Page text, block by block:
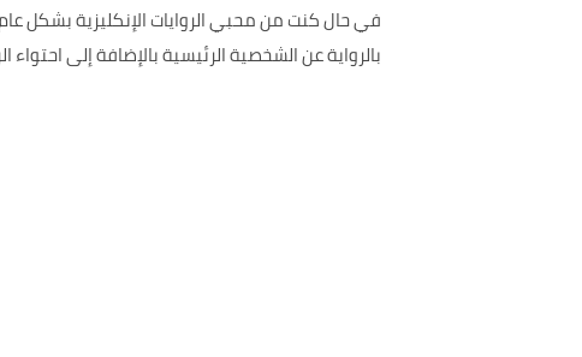
في حال كنت من محبي الروايات الإنكليزية بشكل
بالرواية عن الشخصية الرئيسية بالإضافة إلى